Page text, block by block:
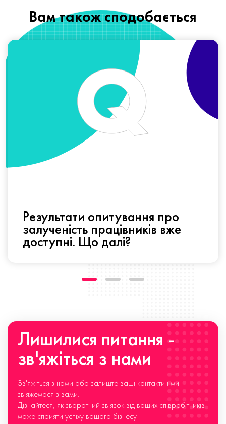
Вам також сподобається
Результати опитування про
залученість працівників вже
доступні. Що далі?
Лишилися питання -
зв'яжіться з нами
Зв'яжіться з нами або залиште ваші контакти і ми
зв'яжемося з вами.
Дізнайтеся, як зворотний зв'язок від ваших співробітників
може сприяти успіху вашого бізнесу